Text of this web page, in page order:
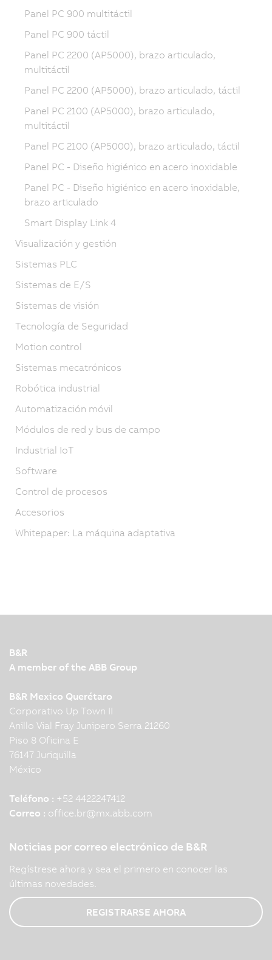
Panel PC 900 multitáctil
Panel PC 900 táctil
Panel PC 2200 (AP5000), brazo articulado,
multitáctil
Panel PC 2200 (AP5000), brazo articulado, táctil
Panel PC 2100 (AP5000), brazo articulado,
multitáctil
Panel PC 2100 (AP5000), brazo articulado, táctil
Panel PC - Diseño higiénico en acero inoxidable
Panel PC - Diseño higiénico en acero inoxidable,
brazo articulado
Smart Display Link 4
Visualización y gestión
Sistemas PLC
Sistemas de E/S
Sistemas de visión
Tecnología de Seguridad
Motion control
Sistemas mecatrónicos
Robótica industrial
Automatización móvil
Módulos de red y bus de campo
Industrial IoT
Software
Control de procesos
Accesorios
Whitepaper: La máquina adaptativa
B&R
A member of the ABB Group
B&R Mexico Querétaro
Corporativo Up Town II
Anillo Vial Fray Junipero Serra 21260
Piso 8 Oficina E
76147 Juriquilla
México
Teléfono : +52 4422247412
Correo : office.br@mx.abb.com
Noticias por correo electrónico de B&R
Regístrese ahora y sea el primero en conocer las
últimas novedades.
REGISTRARSE AHORA